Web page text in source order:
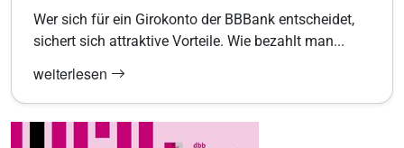
Wer sich für ein Girokonto der BBBank entscheidet,
sichert sich attraktive Vorteile. Wie bezahlt man...
weiterlesen